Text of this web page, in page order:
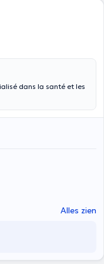
dans la santé et les
Alles zien